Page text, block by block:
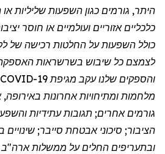
היתר, גורמים כגון השפעות שליליות
כלכליים אזוריים ועולמיים או חוסר
כולל השפעות על החלטות רכישה של
לצמצם כל שיבוש בשרשראות
והספקים שלנו עקב מגיפת
מלחמות ומתיחויות אחרונות באירופה,
גורמים אחרים; תגובות עתידיות
הציבור; סיכוני אבטחת סייבר;
ובתעריפים החלים על ממשלות ארה"ב